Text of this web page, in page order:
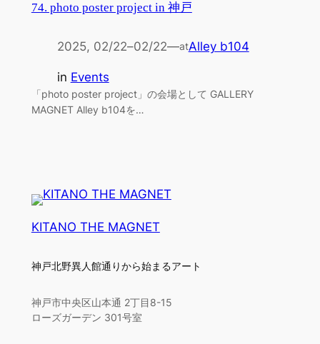
74. photo poster project in 神戸
2025, 02/22–02/22—atAlley b104
in Events
「photo poster project」の会場として GALLERY
MAGNET Alley b104を…
KITANO THE MAGNET
神戸北野異人館通りから始まるアート
神戸市中央区山本通 2丁目8-15
ローズガーデン 301号室